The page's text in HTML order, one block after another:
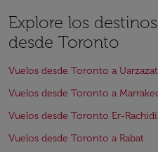
Explore los
desde Toronto
Vuelos desde Toronto a
Vuelos desde Toronto a
Vuelos desde Toronto Er-
Vuelos desde Toronto a Rabat